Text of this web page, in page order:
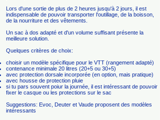
Lors d'une sortie de plus de 2 heures jusqu'à 2 jours, il est
indispensable de pouvoir transporter l'outillage, de la boisson,
de la nourriture et des vêtements.
Un sac à dos adapté et d'un volume suffisant présente la
meilleure solution.
Quelques critères de choix:
choisir un modèle spécifique pour le VTT (rangement adapté)
contenance minimale 20 litres (20+5 ou 30+5)
avec protection dorsale incorporée (en option, mais pratique)
avec housse de protection pluie
si tu pars souvent poiur la journée, il est intéressant de pouvoir
fixer le casque ou les protections sur le sac
Suggestions: Evoc, Deuter et Vaude proposent des modèles
intéressants